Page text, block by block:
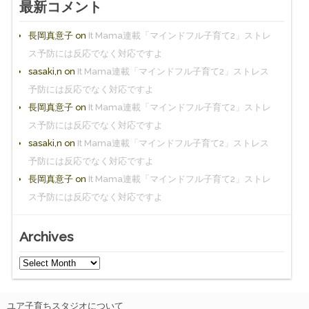
最新コメント
長岡真意子on It Mama連載「マインドフル子育て2」ストレ
ス予防には反応でなく対応ですよ
sasaki,n on It Mama連載「マインドフル子育て2」ストレス
予防には反応でなく対応ですよ
長岡真意子on It Mama連載「マインドフル子育て2」ストレ
ス予防には反応でなく対応ですよ
sasaki,n on It Mama連載「マインドフル子育て2」ストレス
予防には反応でなく対応ですよ
長岡真意子on It Mama連載「マインドフル子育て2」ストレ
ス予防には反応でなく対応ですよ
Archives
ユア子育ちスタジオについて